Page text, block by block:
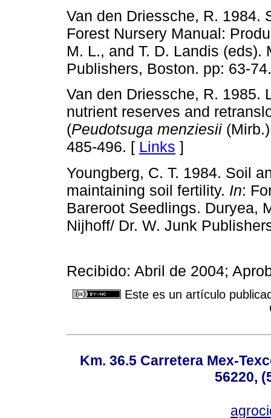
Van den Driessche, R.
Forest Nursery Manual:
M. L., and T. D. Landis (eds).
Publishers, Boston. pp: 63-
Van den Driessche, R. 1985.
nutrient reserves and
(Peudotsuga menziesii
485-496. [ Links ]
Youngberg, C. T. 1984. Soil
maintaining soil fertility. In:
Bareroot Seedlings. Duryea,
Nijhoff/ Dr. W. Junk
Recibido: Abril de 2004;
Este es un artículo
Km. 36.5 Carretera Mex-
56220,